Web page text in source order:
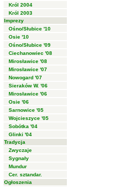
Król 2004
Król 2003
Imprezy
Ośno/Słubice '10
Osie '10
Ośno/Słubice '09
Ciechanowiec '08
Mirosławice '08
Mirosławice '07
Nowogard '07
Sieraków W. '06
Mirosławice '06
Osie '06
Sarnowice '05
Wojcieszyce '05
Sobótka '04
Glinki '04
Tradycja
Zwyczaje
Sygnały
Mundur
Cer. sztandar.
Ogłoszenia